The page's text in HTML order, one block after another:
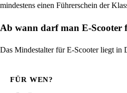
mindestens einen Führerschein der
Ab wann darf man E-Scooter
Das Mindestalter für E-Scooter liegt in
FÜR WEN?